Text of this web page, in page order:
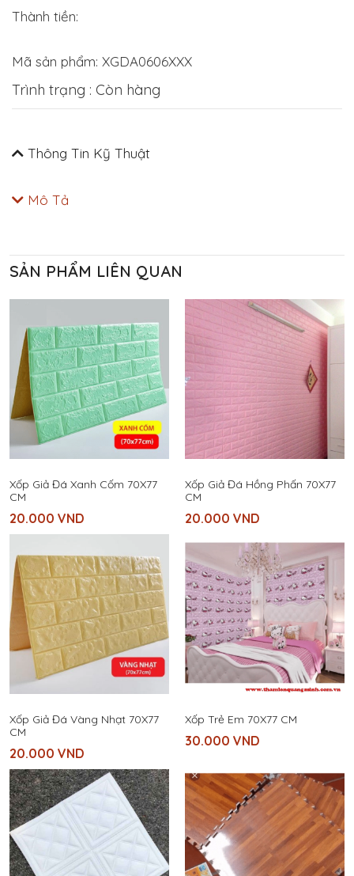
Thành tiền:
Mã sản phẩm: XGDA0606XXX
Trình trạng : Còn hàng
Thông Tin Kỹ Thuật
Mô Tả
SẢN PHẨM LIÊN QUAN
Xốp Giả Đá Xanh Cốm 70X77
CM
20.000 VND
Xốp Giả Đá Hồng Phấn 70X77
CM
20.000 VND
Xốp Giả Đá Vàng Nhạt 70X77
CM
20.000 VND
Xốp Trẻ Em 70X77 CM
30.000 VND